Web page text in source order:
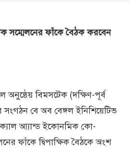
সম্মেলনের ফাঁকে বৈঠক করবেন
অনুষ্ঠেয় বিমসটেক (দক্ষিণ-পূর্ব
সংগঠন বে অব বেঙ্গল ইনিশিয়েটিভ
আ্যান্ড ইকোনমিক কো-
ফাঁকে দ্বিপাক্ষিক বৈঠকে অংশ